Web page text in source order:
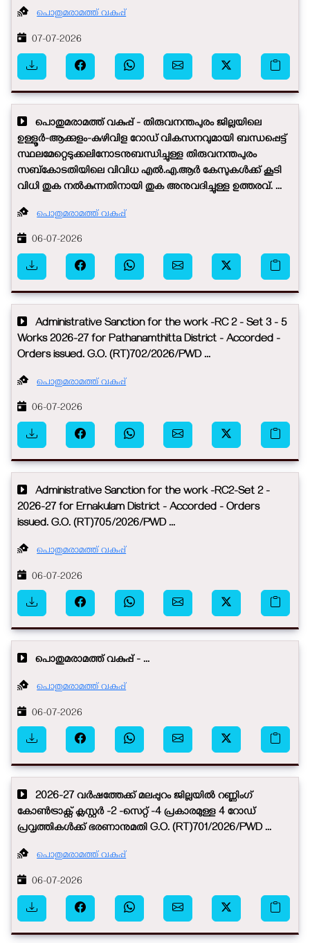
പൊതുമരാമത്ത് വകുപ്പ്
07-07-2026
പൊതുമരാമത്ത് വകുപ്പ് - തിരുവനന്തപുരം ജില്ലയിലെ
ഉള്ളൂർ-ആക്കുളം-കുഴിവിള റോഡ് വികസനവുമായി ബന്ധപ്പെട്ട്
സ്ഥലമേറ്റെടുക്കലിനോടനുബന്ധിച്ചുള്ള തിരുവനന്തപുരം
സബ്കോടതിയിലെ വിവിധ എൽ.എ.ആർ കേസുകൾക്ക് കൂടി
വിധി തുക നൽകുന്നതിനായി തുക അനുവദിച്ചുള്ള ഉത്തരവ്. ...
പൊതുമരാമത്ത് വകുപ്പ്
06-07-2026
Administrative Sanction for the work -RC 2 - Set 3 - 5
Works 2026-27 for Pathanamthitta District - Accorded -
Orders issued. G.O. (RT)702/2026/PWD ...
പൊതുമരാമത്ത് വകുപ്പ്
06-07-2026
Administrative Sanction for the work -RC2-Set 2 -
2026-27 for Ernakulam District - Accorded - Orders
issued. G.O. (RT)705/2026/PWD ...
പൊതുമരാമത്ത് വകുപ്പ്
06-07-2026
പൊതുമരാമത്ത് വകുപ്പ് - ...
പൊതുമരാമത്ത് വകുപ്പ്
06-07-2026
2026-27 വർഷത്തേക്ക് മലപ്പുറം ജില്ലയിൽ റണ്ണിംഗ്
കോൺട്രാക്റ്റ് ക്ലസ്റ്റർ -2 -സെറ്റ് -4 പ്രകാരമുള്ള 4 റോഡ്
പ്രവൃത്തികൾക്ക് ഭരണാനുമതി G.O. (RT)701/2026/PWD ...
പൊതുമരാമത്ത് വകുപ്പ്
06-07-2026